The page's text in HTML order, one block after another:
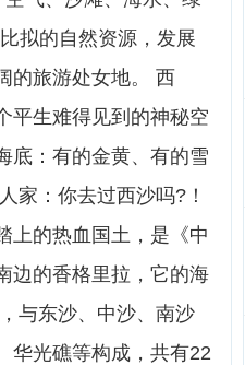
拟的自然资源，发展
的旅游处女地。 西
平生难得见到的神秘空
底：有的金黄、有的雪
家：你去过西沙吗?！
上的热血国土，是《中
边的香格里拉，它的海
与东沙、中沙、南沙
华光礁等构成，共有22